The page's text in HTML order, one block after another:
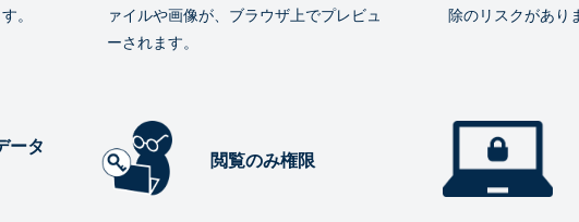
。
ァイルや画像が、ブラウザ上でプレビュ
ーされます。
除のリスクがあり
ータ
閲覧のみ権限